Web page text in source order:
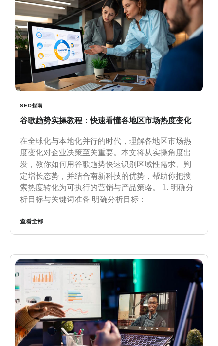
SEO指南
谷歌趋势实操教程：快速看懂各地区市场热度变化
在全球化与本地化并行的时代，理解各地区市场热
度变化对企业决策至关重要。本文将从实操角度出
发，教你如何用谷歌趋势快速识别区域性需求、判
定增长态势，并结合南新科技的优势，帮助你把搜
索热度转化为可执行的营销与产品策略。 1. 明确分
析目标与关键词准备 明确分析目标：
查看全部